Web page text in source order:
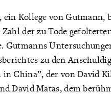
ein Kollege von
Zahl der zu Tode
Gutmanns
zu den
China”, der von David
David Matas, dem